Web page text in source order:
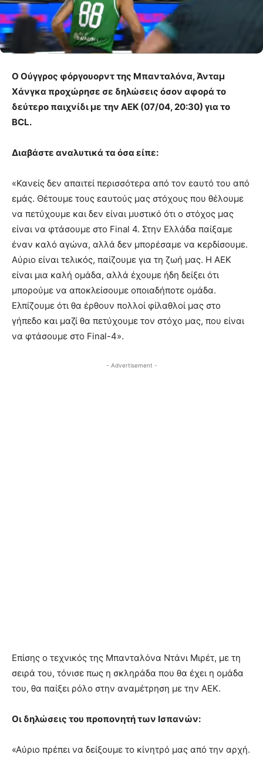
Ο Ούγγρος φόργουορντ της Μπανταλόνα, Άνταμ
Χάνγκα προχώρησε σε δηλώσεις όσον αφορά το
δεύτερο παιχνίδι με την ΑΕΚ (07/04, 20:30) για το
BCL.
Διαβάστε αναλυτικά τα όσα είπε:
«Κανείς δεν απαιτεί περισσότερα από τον εαυτό του από
εμάς. Θέτουμε τους εαυτούς μας στόχους που θέλουμε
να πετύχουμε και δεν είναι μυστικό ότι ο στόχος μας
είναι να φτάσουμε στο Final 4. Στην Ελλάδα παίξαμε
έναν καλό αγώνα, αλλά δεν μπορέσαμε να κερδίσουμε.
Αύριο είναι τελικός, παίζουμε για τη ζωή μας. Η ΑΕΚ
είναι μια καλή ομάδα, αλλά έχουμε ήδη δείξει ότι
μπορούμε να αποκλείσουμε οποιαδήποτε ομάδα.
Ελπίζουμε ότι θα έρθουν πολλοί φίλαθλοί μας στο
γήπεδο και μαζί θα πετύχουμε τον στόχο μας, που είναι
να φτάσουμε στο Final-4».
- Advertisement -
Επίσης ο τεχνικός της Μπανταλόνα Ντάνι Μιρέτ, με τη
σειρά του, τόνισε πως η σκληράδα που θα έχει η ομάδα
του, θα παίξει ρόλο στην αναμέτρηση με την ΑΕΚ.
Οι δηλώσεις του προπονητή των Ισπανών:
«Αύριο πρέπει να δείξουμε το κίνητρό μας από την αρχή.